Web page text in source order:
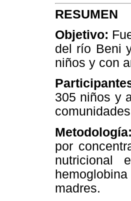
RESUMEN
Objetivo:
del río Beni
niños y con
305 niños y
Metodología:
por
madres.